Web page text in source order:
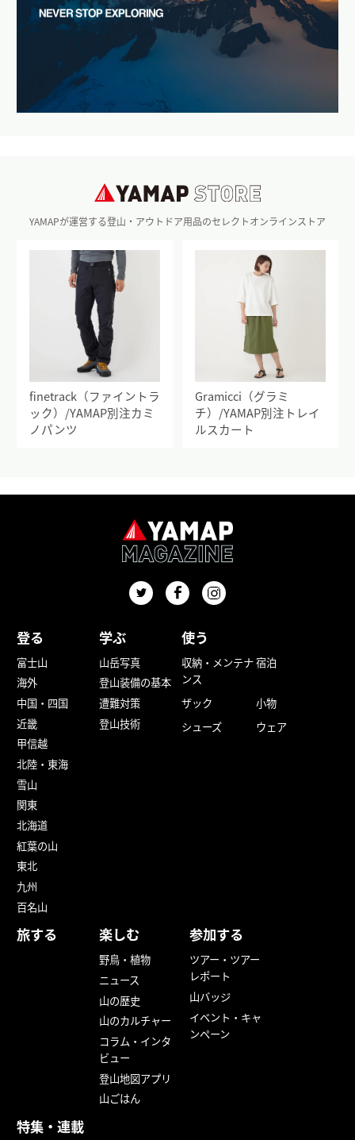
YAMAPが運営する登山・アウトドア用品のセレクトオンラインストア
finetrack（ファイントラ
ック）/YAMAP別注カミ
ノパンツ
Gramicci（グラミ
チ）/YAMAP別注トレイ
ルスカート
登る
富士山
海外
中国・四国
近畿
甲信越
北陸・東海
雪山
関東
北海道
紅葉の山
東北
九州
百名山
学ぶ
山岳写真
登山装備の基本
遭難対策
登山技術
使う
収納・メンテナ
ンス
宿泊
ザック
小物
シューズ
ウェア
旅する 楽しむ
野鳥・植物
ニュース
山の歴史
山のカルチャー
コラム・インタ
ビュー
登山地図アプリ
山ごはん
参加する
ツアー・ツアー
レポート
山バッジ
イベント・キャ
ンペーン
特集・連載